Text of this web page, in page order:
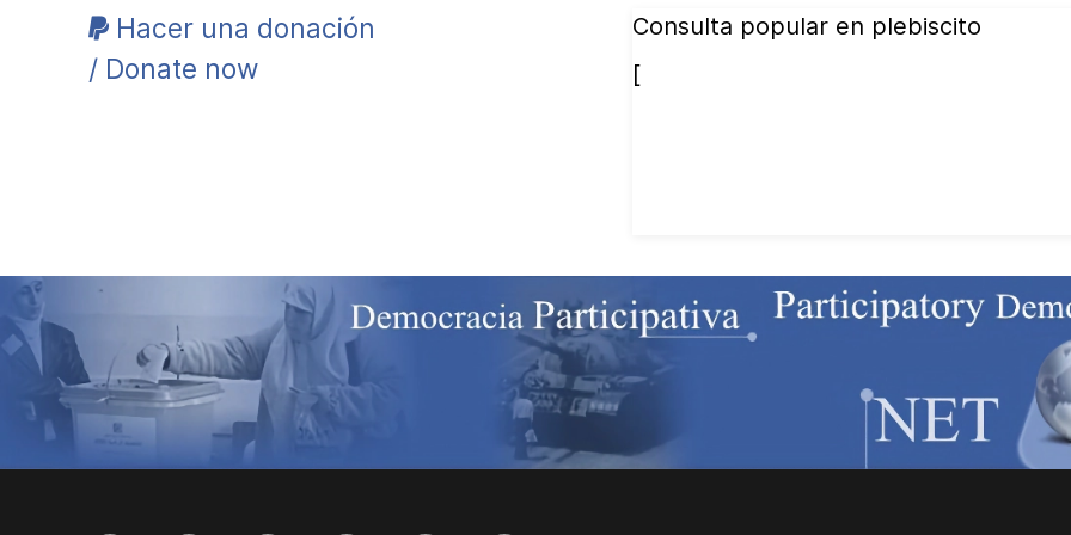
Hacer una donación
/ Donate now
Consulta popular en plebiscito
[